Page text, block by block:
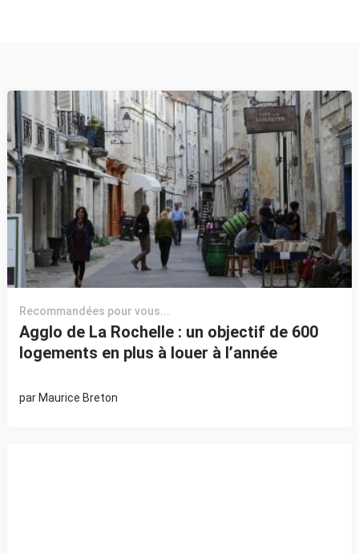
Recommandées pour vous...
Agglo de La Rochelle : un objectif de 600
logements en plus à louer à l’année
par Maurice Breton